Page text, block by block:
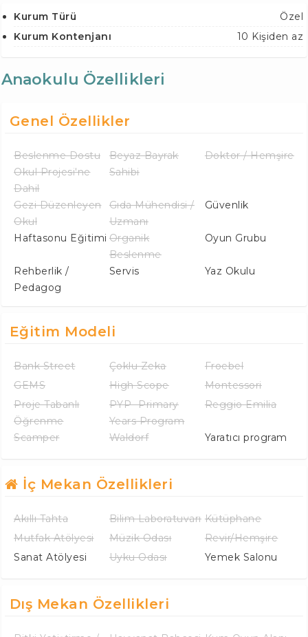
Kurum Türü
Özel
Kurum Kontenjanı
10 Kişiden az
Anaokulu Özellikleri
Genel Özellikler
Beslenme Dostu
Okul Projesi'ne
Dahil
Beyaz Bayrak
Sahibi
Doktor / Hemşire
Gezi Düzenleyen
Okul
Gıda Mühendisi /
Uzmanı
Güvenlik
Haftasonu Eğitimi Organik
Beslenme
Oyun Grubu
Rehberlik /
Pedagog
Servis Yaz Okulu
Eğitim Modeli
Bank Street Çoklu Zeka
Froebel
GEMS
High Scope
Montessori
Proje Tabanlı
Öğrenme
PYP -Primary
Years Program
Reggio Emilia
Scamper Waldorf Yaratıcı program
İç Mekan Özellikleri
Akıllı Tahta Bilim Laboratuvarı Kütüphane
Mutfak Atölyesi
Müzik Odası
Revir/Hemşire
Sanat Atölyesi
Uyku Odası Yemek Salonu
Dış Mekan Özellikleri